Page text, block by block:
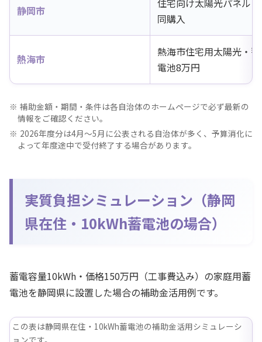
静岡市
住宅向け太陽光パネル
同購入
熱海市
熱海市住宅用太陽光・
電池8万円
補助金額・期間・条件は各自治体のホームページで必ず最新の
情報をご確認ください。
2026年度分は4月〜5月に公表される自治体が多く、予算消化に
よって年度途中で受付終了する場合があります。
実質負担シミュレーション（静岡
県在住・10kWh蓄電池の場合）
蓄電容量10kWh・価格150万円（工事費込み）の家庭用蓄
電池を静岡県に設置した場合の補助金活用例です。
この表は静岡県在住・10kWh蓄電池の補助金活用シミュレーシ